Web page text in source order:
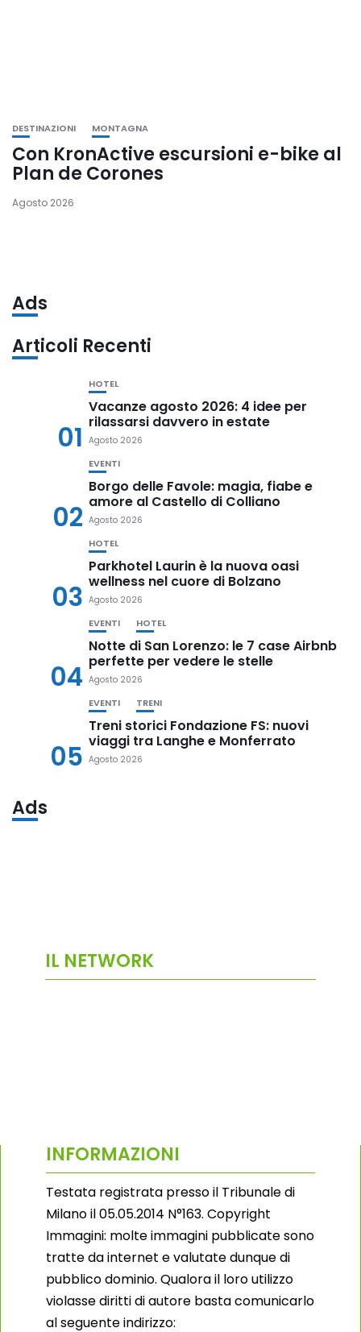
DESTINAZIONI MONTAGNA
Con KronActive escursioni e-bike al
Plan de Corones
Agosto 2026
Ads
Articoli Recenti
01
HOTEL
Vacanze agosto 2026: 4 idee per
rilassarsi davvero in estate
Agosto 2026
02
EVENTI
Borgo delle Favole: magia, fiabe e
amore al Castello di Colliano
Agosto 2026
03
HOTEL
Parkhotel Laurin è la nuova oasi
wellness nel cuore di Bolzano
Agosto 2026
04
EVENTI HOTEL
Notte di San Lorenzo: le 7 case Airbnb
perfette per vedere le stelle
Agosto 2026
05
EVENTI TRENI
Treni storici Fondazione FS: nuovi
viaggi tra Langhe e Monferrato
Agosto 2026
Ads
IL NETWORK
INFORMAZIONI
Testata registrata presso il Tribunale di
Milano il 05.05.2014 N°163. Copyright
Immagini: molte immagini pubblicate sono
tratte da internet e valutate dunque di
pubblico dominio. Qualora il loro utilizzo
violasse diritti di autore basta comunicarlo
al seguente indirizzo: